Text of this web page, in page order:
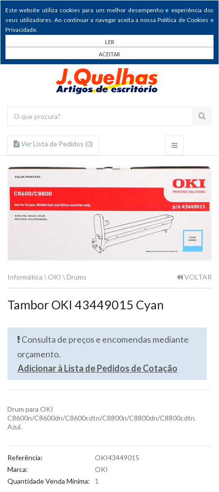
Este website utiliza cookies para um melhor desempenho e experiência dos
seus utilizadores. Ao continuar a navegar aceita a nossa Política de Cookies e
Privacidade.
LER
ACEITAR
Ver Lista de Pedidos (0)
Informática OKI Drums VOLTAR
Tambor OKI 43449015 Cyan
Consulta de preços e encomendas mediante
orçamento.
Adicionar à Lista de Pedidos de Cotação
Drum para OKI
C8600n/C8600dn/C8600cdtn/C8800n/C8800dn/C8800cdtn.
Azul.
Referência:
OKI43449015
Marca:
OKI
Quantidade Venda Mínima:
1